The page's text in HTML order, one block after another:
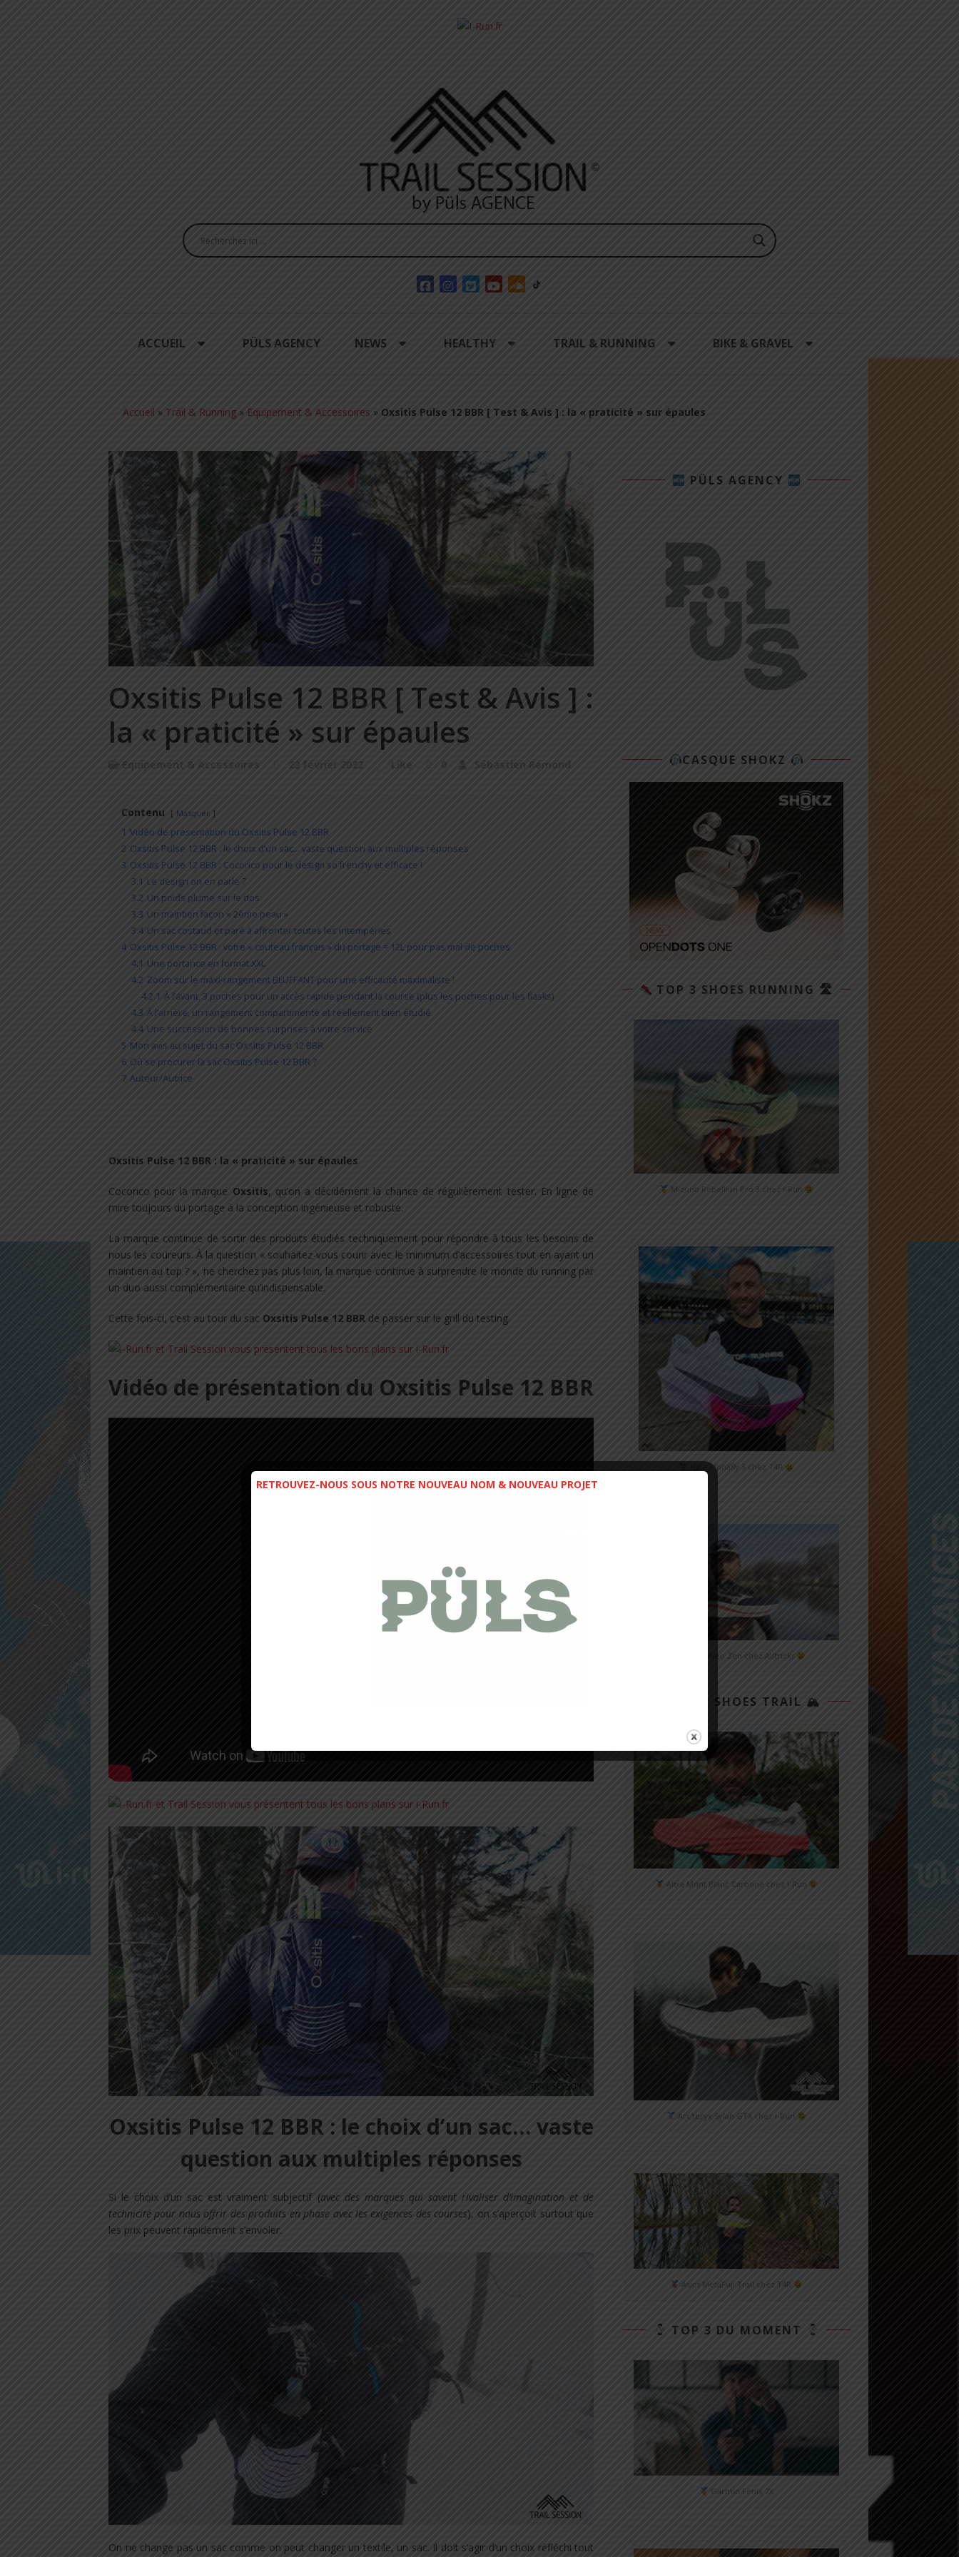
ACCUEIL PÜLS AGENCY NEWS HEALTHY TRAIL & RUNNING BIKE & GRAVEL
Accueil » Trail & Running » Equipement & Accessoires » Oxsitis Pulse 12 BBR [ Test & Avis ] : la « praticité » sur épaules
Oxsitis Pulse 12 BBR [ Test & Avis ] :
la « praticité » sur épaules
Equipement & Accessoires 22 février 2022 Like 0 Sébastien Rémond
Contenu Masquer
1 Vidéo de présentation du Oxsitis Pulse 12 BBR
2 Oxsitis Pulse 12 BBR : le choix d’un sac… vaste question aux multiples réponses
3 Oxsitis Pulse 12 BBR : Cocorico pour le design so frenchy et efficace !
3.1 Le design on en parle ?
3.2 Un poids plume sur le dos
3.3 Un maintien façon « 2ème peau »
3.4 Un sac costaud et paré à affronter toutes les intempéries
4 Oxsitis Pulse 12 BBR : votre « couteau français » du portage = 12L pour pas mal de poches
4.1 Une portance en format XXL
4.2 Zoom sur le maxi-rangement BLUFFANT pour une efficacité maximaliste !
4.2.1 À l’avant, 3 poches pour un accès rapide pendant la course (plus les poches pour les flasks)
4.3 À l’arrière, un rangement compartimenté et réellement bien étudié
4.4 Une succession de bonnes surprises à votre service
5 Mon avis au sujet du sac Oxsitis Pulse 12 BBR
6 Où se procurer la sac Oxsitis Pulse 12 BBR ?
7 Auteur/Autrice
Oxsitis Pulse 12 BBR : la « praticité » sur épaules
Cocorico pour la marque Oxsitis, qu’on a décidément la chance de régulièrement tester. En ligne de
mire toujours du portage à la conception ingénieuse et robuste.
La marque continue de sortir des produits étudiés techniquement pour répondre à tous les besoins de
nous les coureurs. À la question « souhaitez-vous courir avec le minimum d’accessoires tout en ayant un
maintien au top ? », ne cherchez pas plus loin, la marque continue à surprendre le monde du running par
un duo aussi complémentaire qu’indispensable.
Cette fois-ci, c’est au tour du sac Oxsitis Pulse 12 BBR de passer sur le grill du testing.
Vidéo de présentation du Oxsitis Pulse 12 BBR
Oxsitis Pulse 12 BBR : le choix d’un sac… vaste
question aux multiples réponses
Si le choix d’un sac est vraiment subjectif (avec des marques qui savent rivaliser d’imagination et de
technicité pour nous offrir des produits en phase avec les exigences des courses), on s’aperçoit surtout que
les prix peuvent rapidement s’envoler.
On ne change pas un sac comme on peut changer un textile, un sac. Il doit s’agir d’un choix réfléchi tout
PÜLS AGENCY
CASQUE SHOKZ
TOP 3 SHOES RUNNING 🛣
Mizuno Rebellion Pro 3 chez i-Run
Nike Alphafly 3 chez T4R
Mizuno Neo Zen chez Alltricks
TOP 3 SHOES TRAIL 🏔
Altra Mont Blanc Carbone chez i-Run
Arc'teryx Sylan GTX chez i-Run
Asics MetaFuji Trail chez T4R
TOP 3 DU MOMENT
Garmin Fénix 7X
RETROUVEZ-NOUS SOUS NOTRE NOUVEAU NOM & NOUVEAU PROJET